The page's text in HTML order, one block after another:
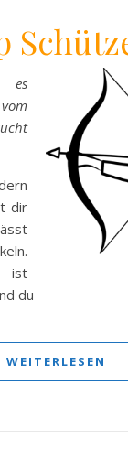
dir
ist
du
WEITERLESEN